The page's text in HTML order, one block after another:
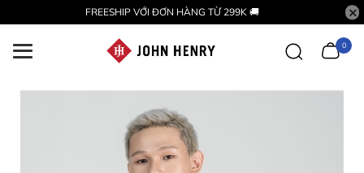
FREESHIP VỚI ĐƠN HÀNG TỪ 299K 🚚
0